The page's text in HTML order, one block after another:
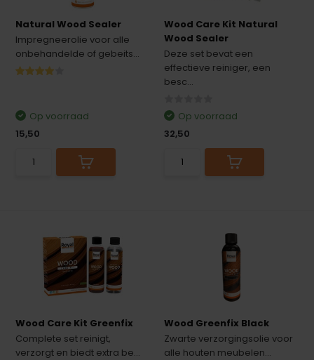
Natural Wood Sealer
Impregneerolie voor alle
onbehandelde of gebeits...
Op voorraad
15,50
Wood Care Kit Natural
Wood Sealer
Deze set bevat een
effectieve reiniger, een
besc...
Op voorraad
32,50
Wood Care Kit Greenfix
Complete set reinigt,
verzorgt en biedt extra be...
Wood Greenfix Black
Zwarte verzorgingsolie voor
alle houten meubelen...